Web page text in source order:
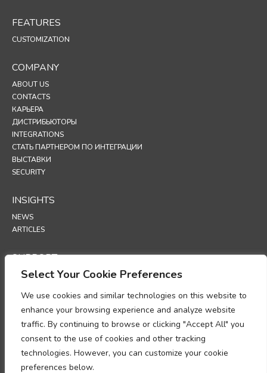
Select Your Cookie Preferences
We use cookies and similar technologies on this website to
enhance your browsing experience and analyze website
traffic. By continuing to browse or clicking "Accept All" you
consent to the use of cookies and other tracking
technologies. However, you can customize your cookie
preferences below.
FEATURES
CUSTOMIZATION
COMPANY
ABOUT US
CONTACTS
КАРЬЕРА
ДИСТРИБЬЮТОРЫ
INTEGRATIONS
СТАТЬ ПАРТНЕРОМ ПО ИНТЕГРАЦИИ
ВЫСТАВКИ
SECURITY
INSIGHTS
NEWS
ARTICLES
SUPPORT
TECHNICAL PORTAL
POLICIES
ПОЛИТИКА КОНФИДЕНЦИАЛЬНОСТИ
ПОЛИТИКА ИСПОЛЬЗОВАНИЯ ФАЙЛОВ COOKIES
МЕМОРАНДУМ О СООТВЕТСТВИИ ТРЕБОВАНИЯМ В ОБЛАСТИ
ОБРАБОТКИ ПЕРСОНАЛЬНЫХ ДАННЫХ
ДОПОЛНЕНИЕ ОБ ОБРАБОТКЕ ДАННЫХ